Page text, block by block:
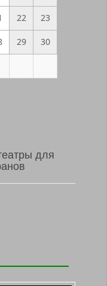
22 23
29 30
для